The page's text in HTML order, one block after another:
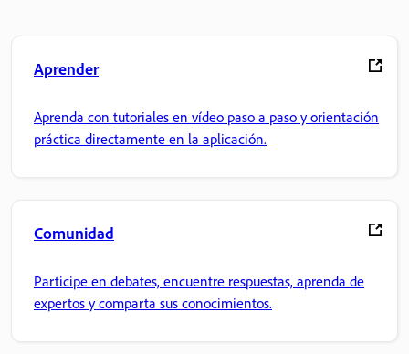
Aprender
Aprenda con tutoriales en vídeo paso a paso y orientación
práctica directamente en la aplicación.
Comunidad
Participe en debates, encuentre respuestas, aprenda de
expertos y comparta sus conocimientos.